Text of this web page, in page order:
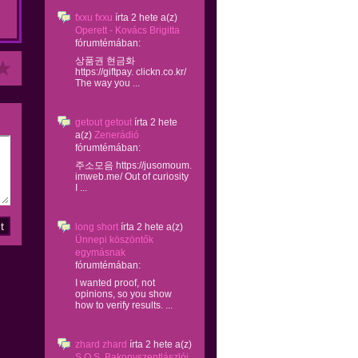
fxxu fxxu írta 2 hete a(z)
Operett - Kovács Brigitta
fórumtémában:
상품권 현금화
https://giftpay. clickn.co.kr/
The way you ...
getout getout írta 2 hete
a(z) Zenerádió
fórumtémában:
주소모음 https://jusomoum.
imweb.me/ Out of curiosity
I ...
long short írta 2 hete a(z)
Ünnepi köszöntők
egymásnak
fórumtémában:
I wanted proof, not
opinions, so you show
how to verify results. ...
zhard zhard írta 2 hete a(z)